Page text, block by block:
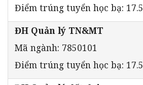
Điểm trúng tuyển học bạ: 17.5
ĐH Quản lý TN&MT
Mã ngành: 7850101
Điểm trúng tuyển học bạ: 17.5